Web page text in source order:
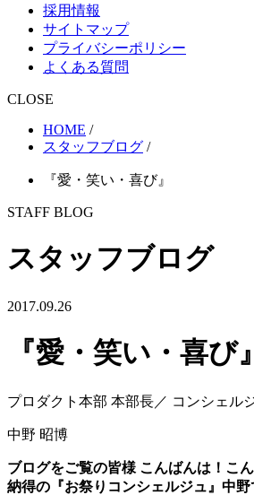
採用情報
サイトマップ
プライバシーポリシー
よくある質問
CLOSE
HOME /
スタッフブログ /
『愛・笑い・喜び』
STAFF BLOG
スタッフブログ
2017.09.26
『愛・笑い・喜び』
プロダクト本部 本部長／ コンシェル
中野 昭博
ブログをご覧の皆様 こんばんは！こん
納得の『お祭りコンシェルジュ』中野